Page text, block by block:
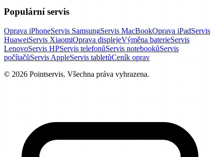
Populární servis
Oprava iPhoneServis SamsungServis MacBookOprava iPadServis
HuaweiServis XiaomiOprava displejeVýměna baterieServis
LenovoServis HPServis telefonůServis notebookůServis
počítačůServis AppleServis tabletůCeník oprav
© 2026 Pointservis. Všechna práva vyhrazena.